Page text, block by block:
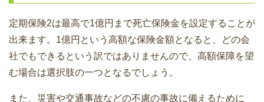
定期保険2は最高で1億円まで死亡保険金を設定することが
出来ます。1億円という高額な保険金額となると、どの会
社でもできるという訳ではありませんので、高額保障を望
む場合は選択肢の一つとなるでしょう。
また、災害や交通事故などの不慮の事故に備えるために